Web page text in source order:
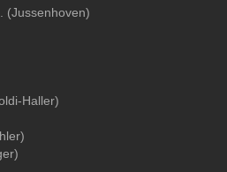
(Jussenhoven)
Haller)